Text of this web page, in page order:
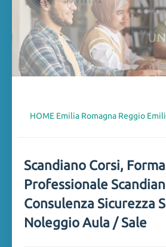
HOME Emilia Romagna Reggio
Scandiano Corsi,
Professionale
Consulenza Sicurezza
Noleggio Aula / Sale